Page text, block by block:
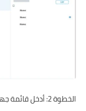
الخطوة 2: أدخل قائمة جهات الاتصال الخاصة بك في Gmail.